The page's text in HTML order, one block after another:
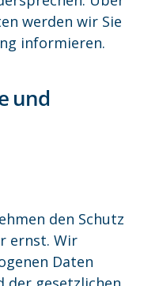
werden wir Sie
informieren.
und
den Schutz
ernst. Wir
Daten